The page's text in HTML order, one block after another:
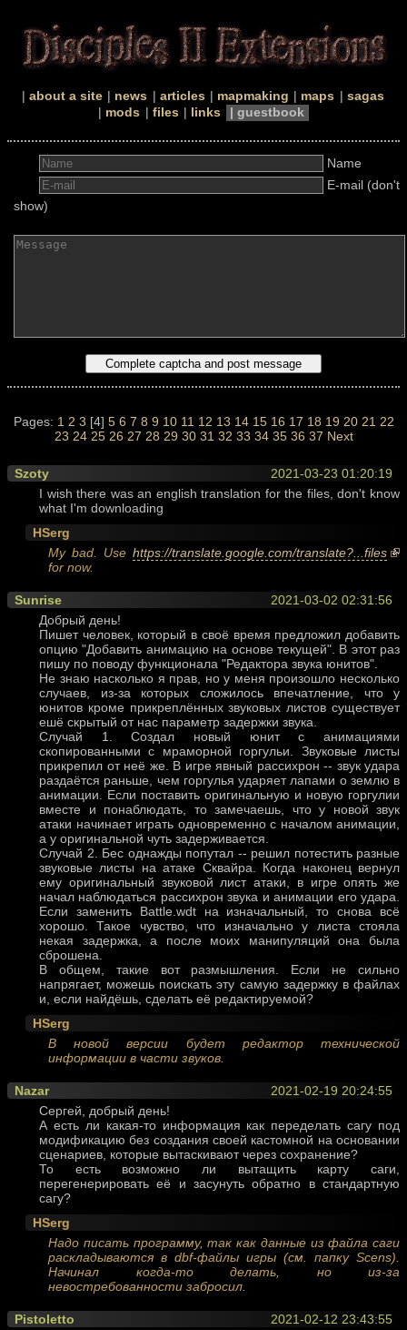
about a site news articles mapmaking maps
sagas
mods
files links guestbook
Name
E-mail (don't
show)
Pages: 1 2 3 [4] 5 6 7 8 9 10 11 12 13 14 15 16 17 18 19 20 21 22
23 24 25 26 27 28 29 30 31 32 33 34 35 36 37 Next
2021-03-23 01:20:19
Szoty
I wish there was an english translation for the files, don't know
what I'm downloading
HSerg
My bad. Use https://translate.google.com/translate?...files
for now.
2021-03-02 02:31:56
Sunrise
Добрый день!
Пишет человек, который в своё время предложил добавить
опцию "Добавить анимацию на основе текущей". В этот раз
пишу по поводу функционала "Редактора звука юнитов".
Не знаю насколько я прав, но у меня произошло несколько
случаев, из-за которых сложилось впечатление, что у
юнитов кроме прикреплённых звуковых листов существует
ешё скрытый от нас параметр задержки звука.
Случай 1. Создал новый юнит с анимациями
скопированными с мраморной горгульи. Звуковые листы
прикрепил от неё же. В игре явный рассихрон -- звук удара
раздаётся раньше, чем горгулья ударяет лапами о землю в
анимации. Если поставить оригинальную и новую горгулии
вместе и понаблюдать, то замечаешь, что у новой звук
атаки начинает играть одновременно с началом анимации,
а у оригинальной чуть задерживается.
Случай 2. Бес однажды попутал -- решил потестить разные
звуковые листы на атаке Сквайра. Когда наконец вернул
ему оригинальный звуковой лист атаки, в игре опять же
начал наблюдаться рассихрон звука и анимации его удара.
Если заменить Battle.wdt на изначальный, то снова всё
хорошо. Такое чувство, что изначально у листа стояла
некая задержка, а после моих манипуляций она была
сброшена.
В общем, такие вот размышления. Если не сильно
напрягает, можешь поискать эту самую задержку в файлах
и, если найдёшь, сделать её редактируемой?
HSerg
В новой версии будет редактор технической
информации в части звуков.
2021-02-19 20:24:55
Nazar
Сергей, добрый день!
А есть ли какая-то информация как переделать сагу под
модификацию без создания своей кастомной на основании
сценариев, которые вытаскивают через сохранение?
То есть возможно ли вытащить карту саги,
перегенерировать её и засунуть обратно в стандартную
сагу?
HSerg
Надо писать программу, так как данные из файла саги
раскладываются в dbf-файлы игры (см. папку Scens).
Начинал когда-то делать, но из-за
невостребованности забросил.
2021-02-12 23:43:55
Pistoletto